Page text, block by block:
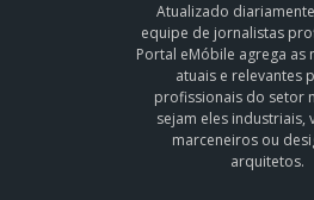
Atualizado
equipe de jornalistas
Portal eMóbile agrega as
atuais e relevantes
profissionais do setor
sejam eles industriais,
marceneiros ou
arquitetos.